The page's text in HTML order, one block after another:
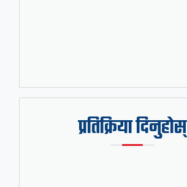
प्रतिक्रिया दिनुहोस्